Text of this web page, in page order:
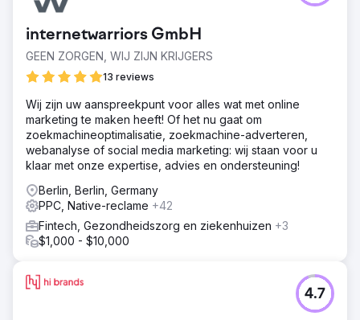
internetwarriors GmbH
GEEN ZORGEN, WIJ ZIJN KRIJGERS
13 reviews
Wij zijn uw aanspreekpunt voor alles wat met online
marketing te maken heeft! Of het nu gaat om
zoekmachineoptimalisatie, zoekmachine-adverteren,
webanalyse of social media marketing: wij staan voor u
klaar met onze expertise, advies en ondersteuning!
Berlin, Berlin, Germany
PPC, Native-reclame +42
Fintech, Gezondheidszorg en ziekenhuizen +3
$1,000 - $10,000
4.7